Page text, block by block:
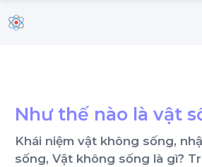
Như thế nào là vật
Khái niệm vật không sống,
sống, Vật không sống là gì?